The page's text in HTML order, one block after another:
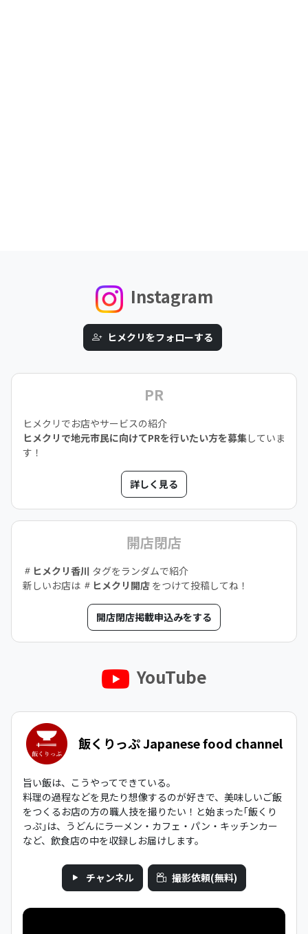
Instagram
ヒメクリをフォローする
PR
ヒメクリでお店やサービスの紹介
ヒメクリで地元市民に向けてPRを行いたい方を募集していま
す！
詳しく見る
開店閉店
ヒメクリ香川 タグをランダムで紹介
新しいお店は
ヒメクリ開店 をつけて投稿してね！
開店閉店掲載申込みをする
YouTube
飯くりっぷ Japanese food channel
旨い飯は、こうやってできている。
料理の過程などを見たり想像するのが好きで、美味しいご飯
をつくるお店の方の職人技を撮りたい！と始まった｢飯くり
っぷ｣は、うどんにラーメン・カフェ・パン・キッチンカー
など、飲食店の中を収録しお届けします。
チャンネル 撮影依頼(無料)